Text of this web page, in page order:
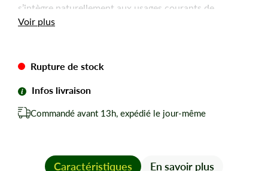
s’intègre naturellement aux usages courants de
motoculture, de l’élagage à la coupe de bois.
Caractéristiques
techniques
Pas de la chaîne :3/8"
Nombre de maillons :60
Voir plus
Rupture de stock
Infos livraison
Commandé avant 13h, expédié le jour-même
Caractéristiques
En savoir plus